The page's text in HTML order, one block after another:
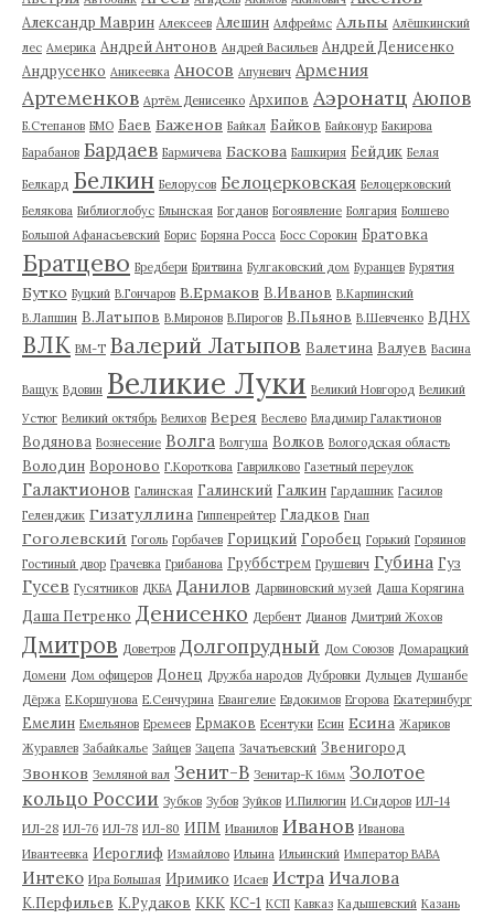
Александр Маврин Алексеев Алешин Алфреймс Альпы Алёшкинский
лес Америка Андрей Антонов Андрей Васильев Андрей Денисенко
Андрусенко Аникеевка Аносов Апуневич Армения
Артеменков Артём Денисенко Архипов Аэронатц Аюпов
Б.Степанов БМО Баев Баженов Байкал Байков Байконур Бакирова
Барабанов Бардаев Бармичева Баскова Башкирия Бейдик Белая
Белкард Белкин Белорусов Белоцерковская Белоцерковский
Белякова Библиоглобус Блынская Богданов Богоявление Болгария Болшево
Большой Афанасьевский Борис Боряна Росса Босс Сорокин Братовка
Братцево Бредбери Бритвина Булгаковский дом Буранцев Бурятия
Бутко Буцкий В.Гончаров В.Ермаков В.Иванов В.Карпинский
В.Лапшин В.Латыпов В.Миронов В.Пирогов В.Пьянов В.Шевченко ВДНХ
ВЛК ВМ-Т Валерий Латыпов Валетина Валуев Васина
Ващук Вдовин Великие Луки Великий Новгород Великий
Устюг Великий октябрь Велихов Верея Веслево Владимир Галактионов
Водянова Вознесение Волга Волгуша Волков Вологодская область
Володин Вороново Г.Короткова Гаврилково Газетный переулок
Галактионов Галинская Галинский Галкин Гардашник Гасилов
Геленджик Гизатуллина Гиппенрейтер Гладков Гнап
Гоголевский Гоголь Горбачев Горицкий Горобец Горький Горяинов
Гостиный двор Грачевка Грибанова Груббстрем Грушевич Губина Гуз
Гусев Гусятников ДКБА Данилов Дарвиновский музей Даша Корягина
Даша Петренко Денисенко Дербент Дианов Дмитрий Жохов
Дмитров Доветров Долгопрудный Дом Союзов Домарацкий
Домени Дом офицеров Донец Дружба народов Дубровки Дульцев Душанбе
Дёржа Е.Коршунова Е.Сенчурина Евангелие Евдокимов Егорова Екатеринбург
Емелин Емельянов Еремеев Ермаков Есентуки Есин Есина Жариков
Журавлев Забайкалье Зайцев Зацепа Зачатьевский Звенигород
Звонков Земляной вал Зенит-В Зенитар-К 16мм Золотое
кольцо России Зубков Зубов Зуйков И.Пилюгин И.Сидоров ИЛ-14
ИЛ-28 ИЛ-76 ИЛ-78 ИЛ-80 ИПМ Иванилов Иванов Иванова
Ивантеевка Иероглиф Измайлово Ильина Ильинский Император ВАВА
Интеко Ира Большая Иримико Исаев Истра Ичалова
К.Перфильев К.Рудаков ККК КС-1 КСП Кавказ Кадышевский Казань